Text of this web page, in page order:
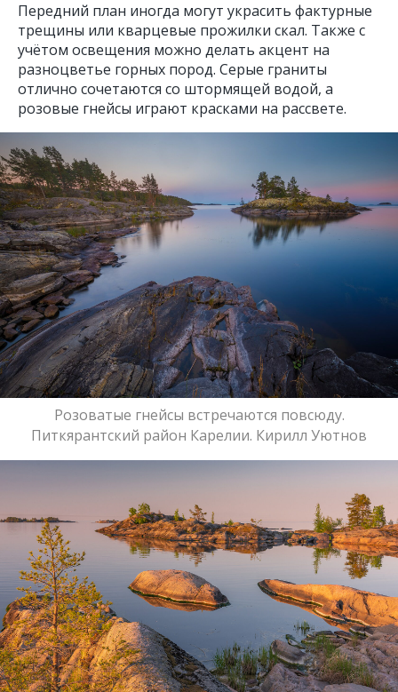
Передний план иногда могут украсить фактурные
трещины или кварцевые прожилки скал. Также с
учётом освещения можно делать акцент на
разноцветье горных пород. Серые граниты
отлично сочетаются со штормящей водой, а
розовые гнейсы играют красками на рассвете.
Розоватые гнейсы встречаются повсюду.
Питкярантский район Карелии. Кирилл Уютнов